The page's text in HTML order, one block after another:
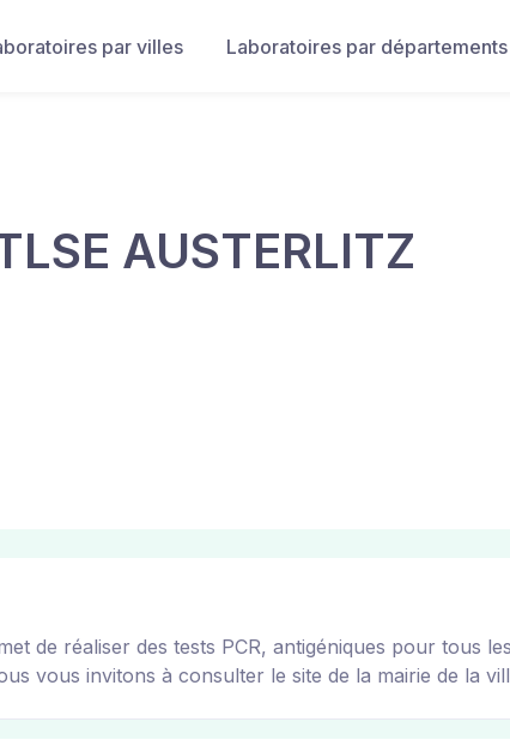
par villes Laboratoires par départements
AUSTERLITZ
de réaliser des tests PCR, antigéniques pour tous
vous invitons à consulter le site de la mairie de la